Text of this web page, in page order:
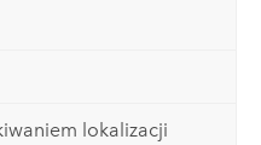
lokalizacji